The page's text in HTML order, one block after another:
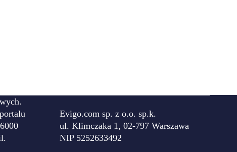
Evigo.com sp. z o.o. sp.k.
ul. Klimczaka 1, 02-797 Warszawa
NIP 5252633492